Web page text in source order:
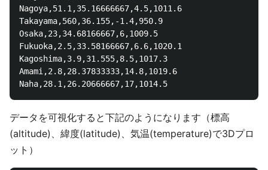
Nagoya,51.1,35.16666667,4.5,1011.6
Takayama,560,36.155,-1.4,950.9
Osaka,23,34.68166667,6,1009.5
Fukuoka,2.5,33.58166667,6.6,1020.1
Kagoshima,3.9,31.555,8.5,1017.3
Amami,2.8,28.37833333,14.8,1019.6
データを可視化すると下記のようになります（標高
(altitude)、緯度(latitude)、気温(temperature)で3Dプロ
ット）